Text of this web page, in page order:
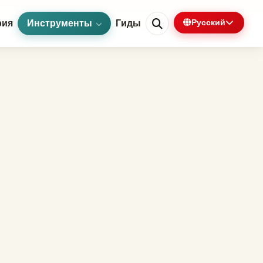
Инструменты Гиды Русский
0% 1 мин осталось